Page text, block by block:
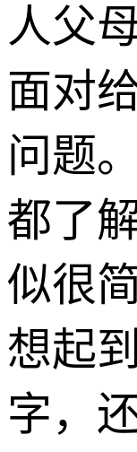
人父
面对
问题
都了
似很
想起
字，